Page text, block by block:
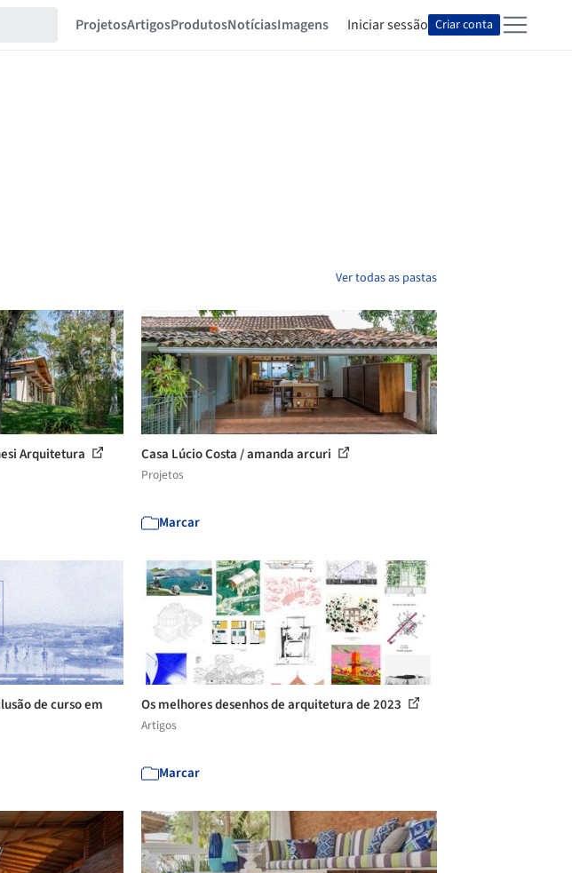
ProjetosArtigosProdutosNotíciasImagens Iniciar sessão Criar conta
Ver todas as pastas
Arquitetura Casa Lúcio Costa / amanda arcuri
Projetos
Marcar
de curso em
Os melhores desenhos de arquitetura de 2023
Artigos
Marcar